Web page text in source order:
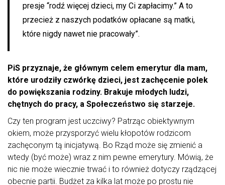
presje “rodź więcej dzieci, my Ci zapłacimy.” A to
przecież z naszych podatków opłacane są matki,
które nigdy nawet nie pracowały”.
PiS przyznaje, że głównym celem emerytur dla mam,
które urodziły czwórkę dzieci, jest zachęcenie polek
do powiększania rodziny. Brakuje młodych ludzi,
chętnych do pracy, a Społeczeństwo się starzeje.
Czy ten program jest uczciwy? Patrząc obiektywnym
okiem, może przysporzyć wielu kłopotów rodzicom
zachęconym tą inicjatywą. Bo Rząd może się zmienić a
wtedy (być może) wraz z nim pewne emerytury. Mówią, że
nic nie może wiecznie trwać i to również dotyczy rządzącej
obecnie partii. Budżet za kilka lat może po prostu nie